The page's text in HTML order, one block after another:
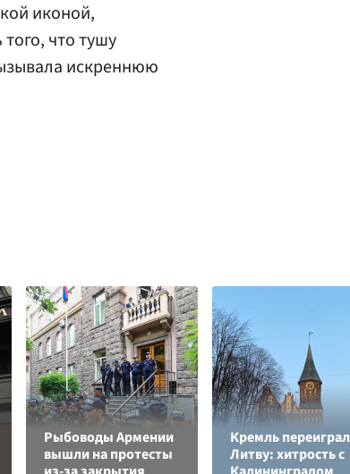
иконой,
что тушу
искреннюю
Рыбоводы Армении
вышли на протесты
Кремль переиграл
Литву: хитрость с